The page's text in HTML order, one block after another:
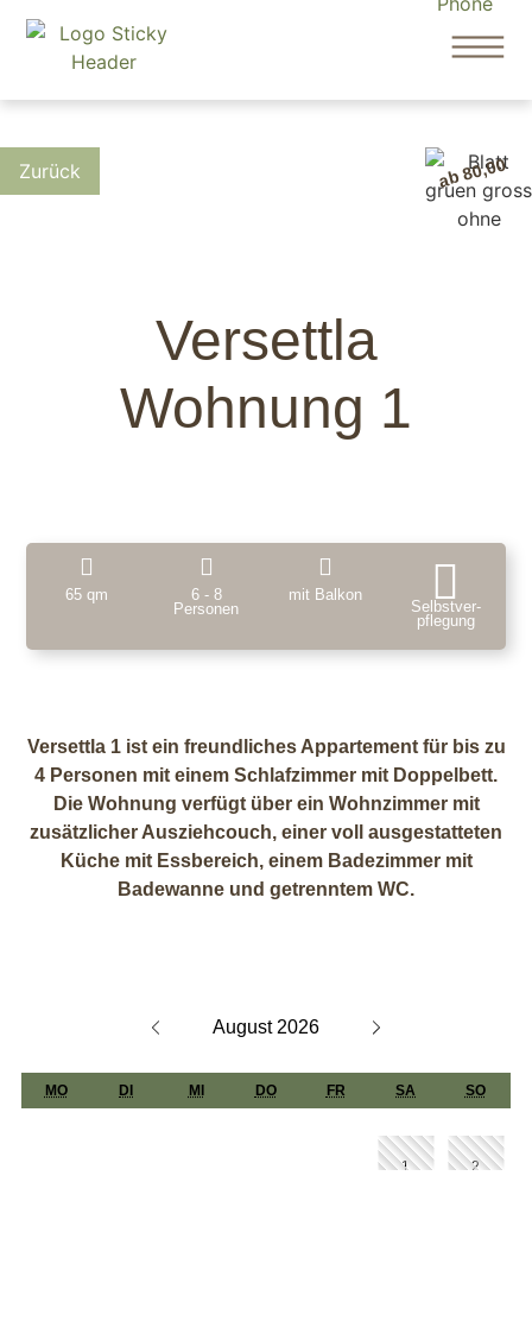
ab 80,00
Versettla
Wohnung 1
65 qm
6 - 8
Personen
mit Balkon
Selbstver­
pflegung
Versettla 1 ist ein freundliches Appartement für bis zu
4 Personen mit einem Schlafzimmer mit Doppelbett.
Die Wohnung verfügt über ein Wohnzimmer mit
zusätzlicher Ausziehcouch, einer voll ausgestatteten
Küche mit Essbereich, einem Badezimmer mit
Badewanne und getrenntem WC.